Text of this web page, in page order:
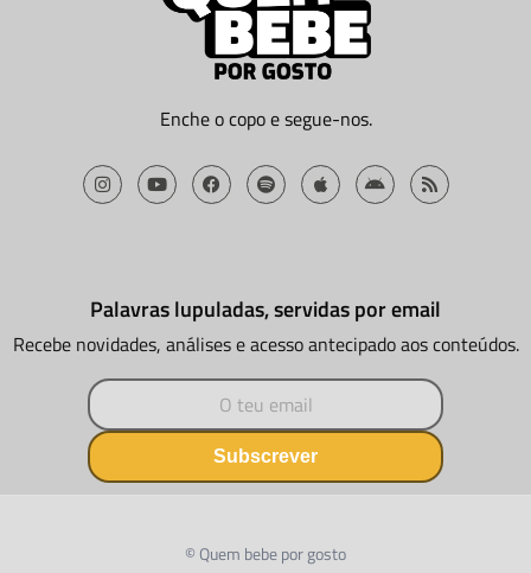
Enche o copo e segue-nos.
Palavras lupuladas, servidas por email
Recebe novidades, análises e acesso antecipado aos conteúdos.
Subscrever
© Quem bebe por gosto